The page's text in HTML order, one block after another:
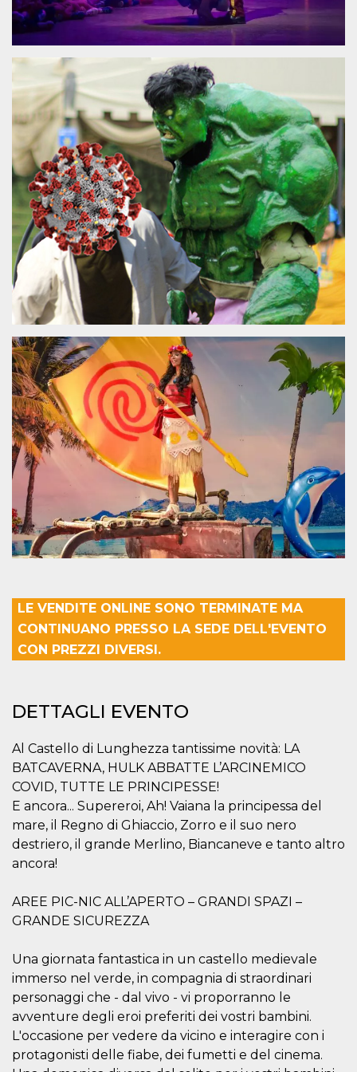
LE VENDITE ONLINE SONO TERMINATE MA
CONTINUANO PRESSO LA SEDE DELL'EVENTO
CON PREZZI DIVERSI.
DETTAGLI EVENTO
Al Castello di Lunghezza tantissime novità: LA
BATCAVERNA, HULK ABBATTE L’ARCINEMICO
COVID, TUTTE LE PRINCIPESSE!
E ancora... Supereroi, Ah! Vaiana la principessa del
mare, il Regno di Ghiaccio, Zorro e il suo nero
destriero, il grande Merlino, Biancaneve e tanto altro
ancora!
AREE PIC-NIC ALL’APERTO – GRANDI SPAZI –
GRANDE SICUREZZA
Una giornata fantastica in un castello medievale
immerso nel verde, in compagnia di straordinari
personaggi che - dal vivo - vi proporranno le
avventure degli eroi preferiti dei vostri bambini.
L'occasione per vedere da vicino e interagire con i
protagonisti delle fiabe, dei fumetti e del cinema.
browser accetti i
cookie.
PHPSESSID
PHP.net
oooh.events
Sessione
Cookie
generato da
Si tratta di un
identificatore
generico
utilizzato per
mantenere le
variabili di
sessione utente.
Normalmente è
un numero
generato in
modo casuale, il
modo in cui
viene utilizzato
può essere
specifico per il
sito, ma un
buon esempio è
mantenere uno
stato di accesso
per un utente
tra le pagine.
m
Stripe
m.stripe.com
Questo cookie
viene
generalmente
utilizzato per le
prestazioni e
l'ottimizzazione
dei servizi di
elaborazione
dei pagamenti,
facilitando la
memorizzazione
dei contenuti
sul browser per
rendere le
pagine più
veloci.
CookieScriptConsent
CookieScript
oooh.events
4
settimane
2 giorni
Questo cookie
viene utilizzato
dal servizio
preferenze di
consenso sui
cookie dei
banner dei
Storage declaration
Storage
type
fbssls_314278995690155
Session
storage
wpEmojiSettingsSupports
Session
storage
Nome
Provider /
Dominio
Scadenza Descrizione
Meta
Platform Inc.
settimane
2 giorni
utente. Può
essere di